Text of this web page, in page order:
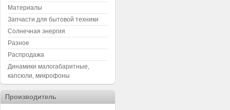
Материалы
Запчасти для бытовой техники
Солнечная энергия
Разное
Распродажа
Динамики малогабаритные,
капсюли, микрофоны
Производитель